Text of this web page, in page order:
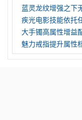
蓝灵龙纹‌增强之下
疾光电影技能依托
大手镯高属性增益
魅力戒指提升属性